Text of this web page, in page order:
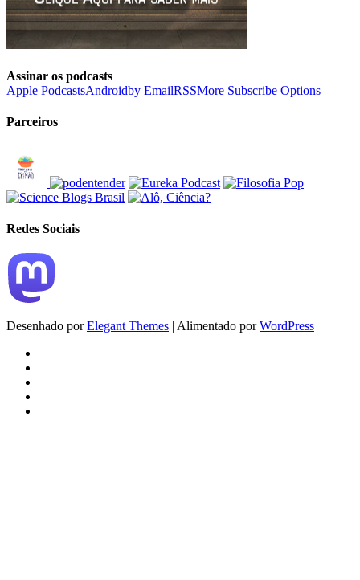
Assinar os podcasts
Apple PodcastsAndroidby EmailRSSMore Subscribe Options
Parceiros
Redes Sociais
Desenhado porElegant Themes | Alimentado porWordPress